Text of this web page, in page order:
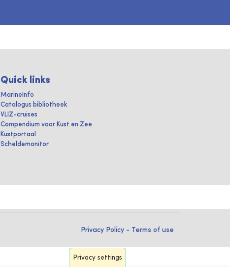
Quick links
MarineInfo
Catalogus bibliotheek
VLIZ-cruises
Compendium voor Kust en Zee
Kustportaal
Scheldemonitor
Privacy Policy - Terms of use
Privacy settings